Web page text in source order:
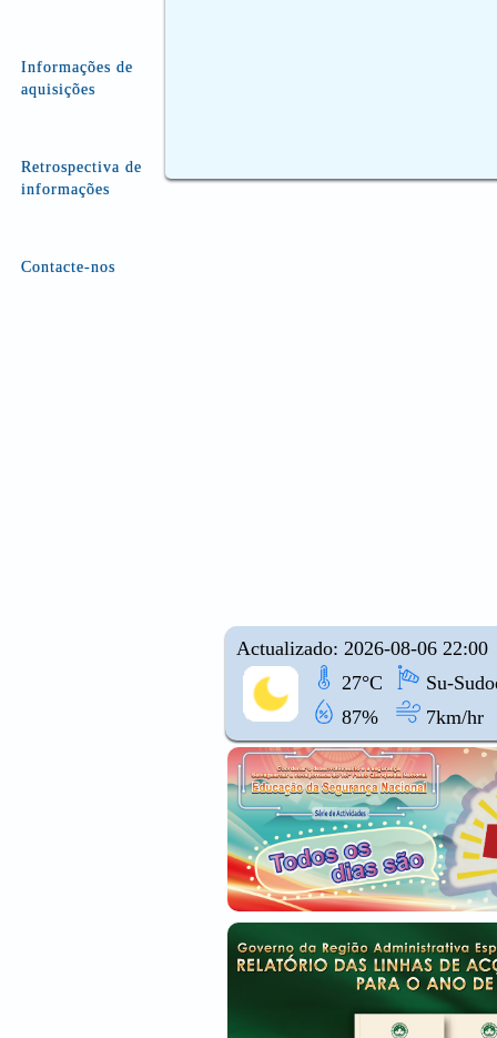
Informações de
aquisições
Retrospectiva de
informações
Contacte-nos
Actualizado: 2026-08-06 22:00
27°C
Su-
87%
7km/hr